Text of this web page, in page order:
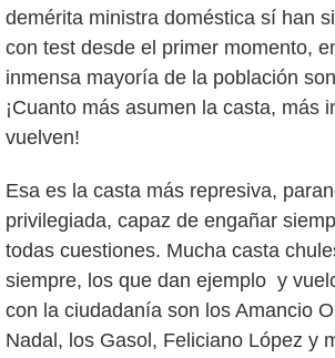
demérita ministra doméstica sí han
con test desde el primer momento,
inmensa mayoría de la población
¡Cuanto más asumen la casta, más
vuelven!
Esa es la casta más represiva,
privilegiada, capaz de engañar
todas cuestiones. Mucha casta
siempre, los que dan ejemplo y
con la ciudadanía son los Amancio
Nadal, los Gasol, Feliciano López y